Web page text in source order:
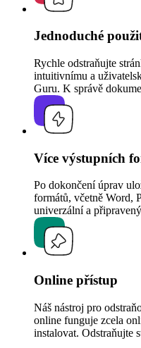
Jednoduché
Rychle odstraňujte
intuitivnímu a
Guru. K správě
Více výstupních
Po dokončení úprav
formátů, včetně Word,
univerzální a
Online přístup
Náš nástroj pro
online funguje zcela
instalovat. Odstraňujte